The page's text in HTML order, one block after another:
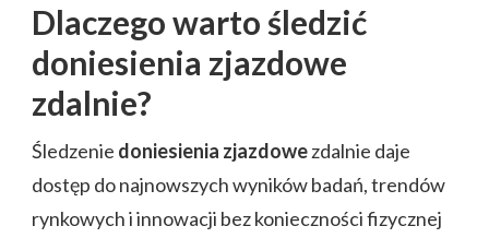
Dlaczego warto śledzić
doniesienia zjazdowe
zdalnie?
Śledzenie doniesienia zjazdowezdalnie daje
dostęp do najnowszych wyników badań, trendów
rynkowych i innowacji bez konieczności fizycznej